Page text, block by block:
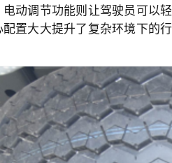
动调节功能则让驾驶员可以轻
置大大提升了复杂环境下的行